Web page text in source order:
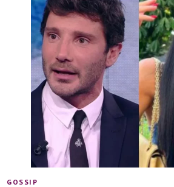
GOSSIP